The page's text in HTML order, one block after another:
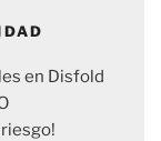
en Disfold
riesgo!